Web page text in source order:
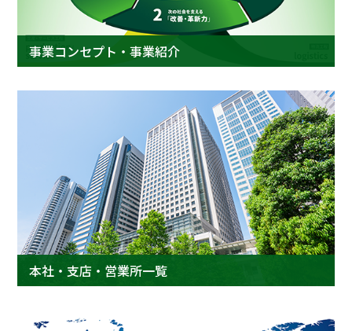
事業コンセプト・事業紹介
本社・支店・営業所一覧